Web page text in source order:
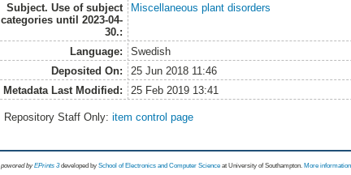
Subject. Use of subject
categories until 2023-04-
30.:
Miscellaneous plant disorders
Language:
Swedish
Deposited On:
25 Jun 2018 11:46
Metadata Last Modified:
25 Feb 2019 13:41
Repository Staff Only:item control page
powored byEPrints 3 developed by School of Electronics and Computer Science at University of Southampton. More information